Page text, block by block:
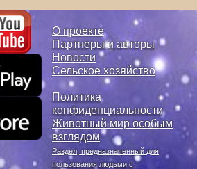
О проекте
Партнеры и авторы
Новости
Сельское хозяйство
Политика
конфиденциальности
Животный мир особым
взглядом
Раздел, предназначенный для
пользования людьми с